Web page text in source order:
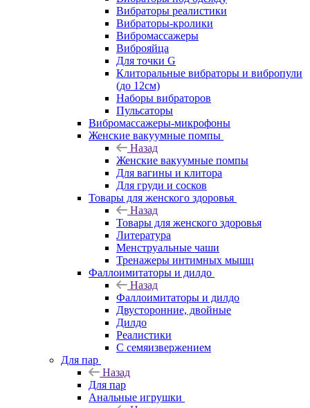
Вибраторы реалистики
Вибраторы-кролики
Вибромассажеры
Виброяйца
Для точки G
Клиторальные вибраторы и вибропули
(до 12см)
Наборы вибраторов
Пульсаторы
Вибромассажеры-микрофоны
Женские вакуумные помпы
Назад
Женские вакуумные помпы
Для вагины и клитора
Для груди и сосков
Товары для женского здоровья
Назад
Товары для женского здоровья
Литература
Менструальные чаши
Тренажеры интимных мышц
Фаллоимитаторы и дилдо
Назад
Фаллоимитаторы и дилдо
Двусторонние, двойные
Дилдо
Реалистики
С семяизвержением
Для пар
Назад
Для пар
Анальные игрушки